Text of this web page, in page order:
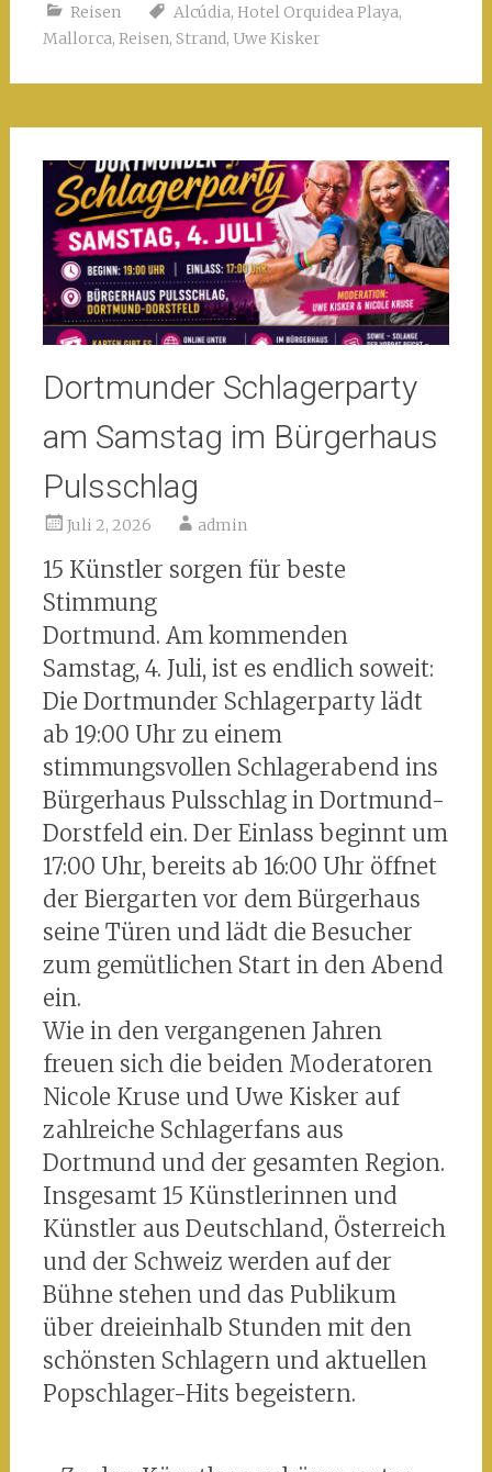
Reisen Alcúdia, Hotel Orquidea Playa,
Mallorca, Reisen, Strand, Uwe Kisker
Dortmunder Schlagerparty
am Samstag im Bürgerhaus
Pulsschlag
Juli 2, 2026 admin
15 Künstler sorgen für beste
Stimmung
Dortmund. Am kommenden
Samstag, 4. Juli, ist es endlich soweit:
Die Dortmunder Schlagerparty lädt
ab 19:00 Uhr zu einem
stimmungsvollen Schlagerabend ins
Bürgerhaus Pulsschlag in Dortmund-
Dorstfeld ein. Der Einlass beginnt um
17:00 Uhr, bereits ab 16:00 Uhr öffnet
der Biergarten vor dem Bürgerhaus
seine Türen und lädt die Besucher
zum gemütlichen Start in den Abend
ein.
Wie in den vergangenen Jahren
freuen sich die beiden Moderatoren
Nicole Kruse und Uwe Kisker auf
zahlreiche Schlagerfans aus
Dortmund und der gesamten Region.
Insgesamt 15 Künstlerinnen und
Künstler aus Deutschland, Österreich
und der Schweiz werden auf der
Bühne stehen und das Publikum
über dreieinhalb Stunden mit den
schönsten Schlagern und aktuellen
Popschlager-Hits begeistern.